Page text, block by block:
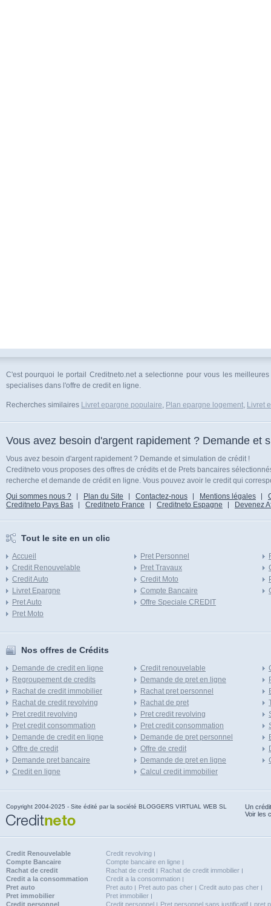
C'est pourquoi le portail Creditneto.net a selectionne pour vous les
specialises dans l'offre de credit en ligne.
Recherches similaires Livret epargne populaire, Plan epargne logement, Livret
Vous avez besoin d'argent rapidement ? Demande et
Vous avez besoin d'argent rapidement ? Demande et simulation de crédit !
Creditneto vous proposes des offres de crédits et de Prets bancaires
recherche et demande de crédit en ligne. Vous pouvez avoir le credit qui
Qui sommes nous ?
Plan du Site Contactez-nous Mentions légales
Creditneto Pays Bas
Creditneto France Creditneto Espagne Devenez
Tout le site en un clic
Accueil
Credit Renouvelable
Credit Auto
Livret Epargne
Pret Auto
Pret Moto
Pret Personnel
Pret Travaux
Credit Moto
Compte Bancaire
Offre Speciale CREDIT
Nos offres de Crédits
Demande de credit en ligne
Regroupement de credits
Rachat de credit immobilier
Rachat de credit revolving
Pret credit revolving
Pret credit consommation
Demande de credit en ligne
Offre de credit
Demande pret bancaire
Credit en ligne
Credit renouvelable
Demande de pret en ligne
Rachat pret personnel
Rachat de pret
Pret credit revolving
Pret credit consommation
Demande de pret personnel
Offre de credit
Demande de pret en ligne
Calcul credit immobilier
Copyright 2004-2025 - Site édité par la société BLOGGERS VIRTUAL WEB SL
Un
Voir les
Credit Renouvelable
Credit revolving
Compte Bancaire
Compte bancaire en ligne
Rachat de credit
Rachat de credit
Rachat de credit immobilier
Credit a la consommation
Credit a la consommation
Pret auto
Pret auto Pret auto pas cher
Credit auto pas cher
Pret immobilier
Pret immobilier
Credit personnel
Credit personnel Pret personnel sans justificatif pret